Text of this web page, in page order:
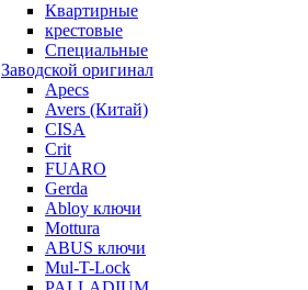
Квартирные
крестовые
Специальные
Заводской оригинал
Apecs
Avers (Китай)
CISA
Crit
FUARO
Gerda
Abloy ключи
Mottura
ABUS ключи
Mul-T-Lock